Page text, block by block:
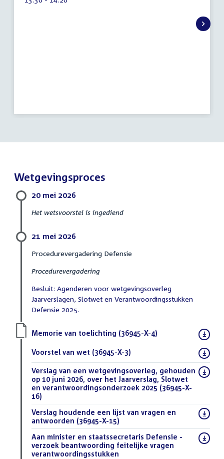
Wetgevingsproces
20 mei 2026
Het wetsvoorstel is ingediend
21 mei 2026
Procedurevergadering Defensie
Procedurevergadering
Besluit: Agenderen voor wetgevingsoverleg
Jaarverslagen, Slotwet en Verantwoordingsstukken
Defensie 2025.
Download
Memorie van toelichting (36945-X-4)
Download
bestand:
Voorstel van wet (36945-X-3)
Download
bestand:
Verslag van een wetgevingsoverleg, gehouden
op 10 juni 2026, over het Jaarverslag, Slotwet
en verantwoordingsonderzoek 2025 (36945-X-
16)
Download
bestand:
Verslag houdende een lijst van vragen en
antwoorden (36945-X-15)
Download
bestand:
Aan minister en staatssecretaris Defensie -
verzoek beantwoording feitelijke vragen
verantwoordingsstukken